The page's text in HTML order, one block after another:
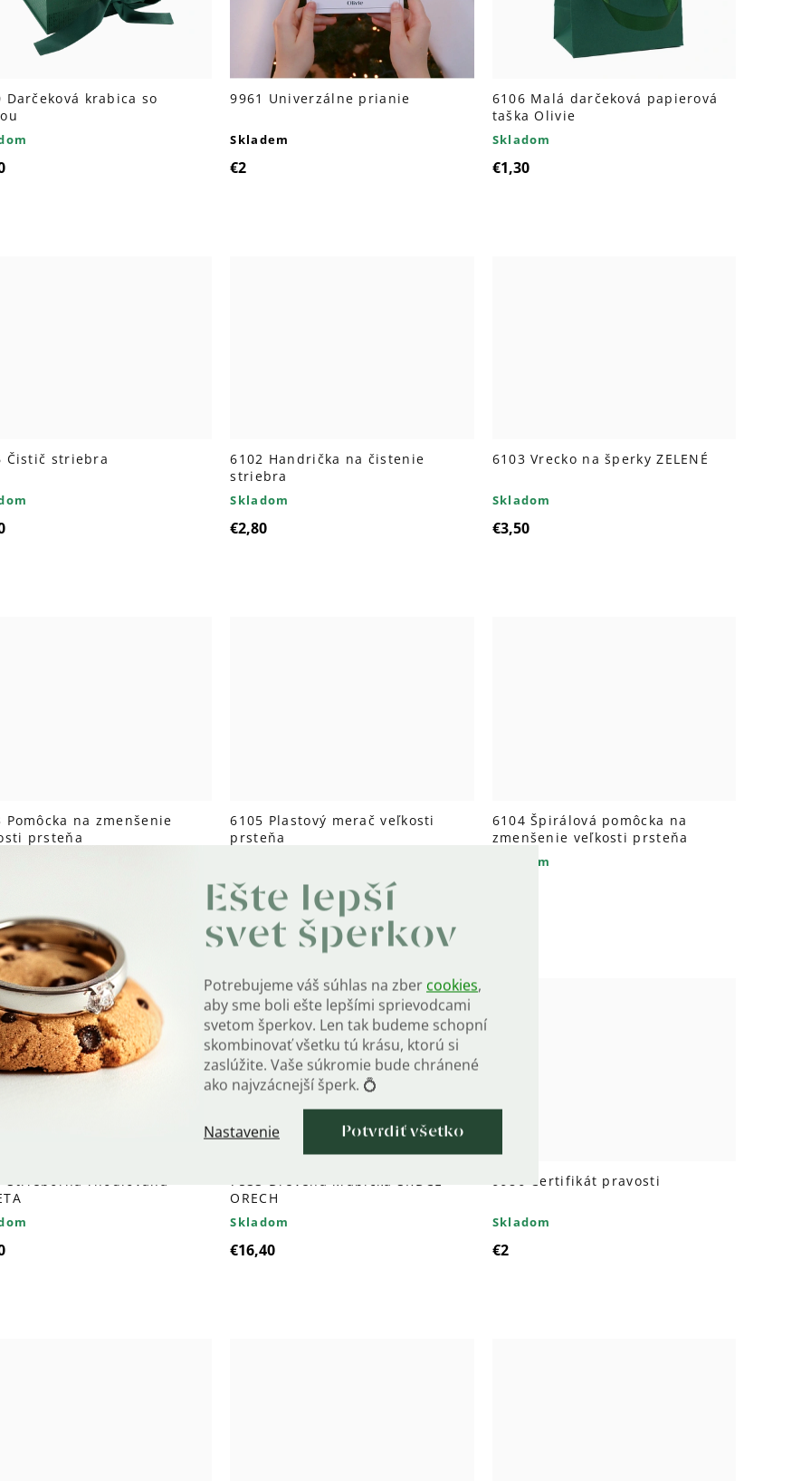
Ešte lepší
svet šperkov
Potrebujeme váš súhlas na zber cookies,
aby sme boli ešte lepšími sprievodcami
svetom šperkov. Len tak budeme schopní
skombinovať všetku tú krásu, ktorú si
zaslúžite. Vaše súkromie bude chránené
ako najvzácnejší šperk. 💍
Nastavenie Potvrdiť všetko
Darčeková krabica so
9961 Univerzálne prianie
Skladem
€2
6106 Malá darčeková papierová
taška Olivie
Skladom
€1,30
Čistič striebra
6102 Handrička na čistenie
striebra
Skladom
€2,80
6103 Vrecko na šperky ZELENÉ
Skladom
€3,50
Pomôcka na zmenšenie
prsteňa
6105 Plastový merač veľkosti
prsteňa
€1
6104 Špirálová pomôcka na
zmenšenie veľkosti prsteňa
Skladom
Strieborná rhodiovaná
7533 Drevená krabička SRDCE
ORECH
Skladom
€16,40
9986 Certifikát pravosti
Skladom
€2